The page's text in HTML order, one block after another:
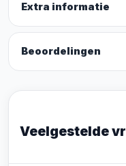
Extra informatie
Beoordelingen
Veelgestelde